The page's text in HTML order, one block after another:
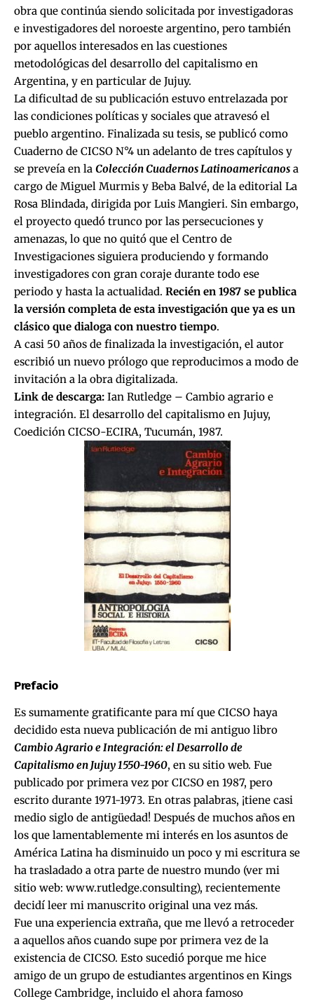
obra que continúa siendo solicitada por investigadoras
e investigadores del noroeste argentino, pero también
por aquellos interesados en las cuestiones
metodológicas del desarrollo del capitalismo en
Argentina, y en particular de Jujuy.
La dificultad de su publicación estuvo entrelazada por
las condiciones políticas y sociales que atravesó el
pueblo argentino. Finalizada su tesis, se publicó como
Cuaderno de CICSO N°4 un adelanto de tres capítulos y
se preveía en la Colección Cuadernos Latinoamericanos a
cargo de Miguel Murmis y Beba Balvé, de la editorial La
Rosa Blindada, dirigida por Luis Mangieri. Sin embargo,
el proyecto quedó trunco por las persecuciones y
amenazas, lo que no quitó que el Centro de
Investigaciones siguiera produciendo y formando
investigadores con gran coraje durante todo ese
periodo y hasta la actualidad. Recién en 1987 se publica
la versión completa de esta investigación que ya es un
clásico que dialoga con nuestro tiempo.
A casi 50 años de finalizada la investigación, el autor
escribió un nuevo prólogo que reproducimos a modo de
invitación a la obra digitalizada.
Link de descarga: Ian Rutledge – Cambio agrario e
integración. El desarrollo del capitalismo en Jujuy,
Coedición CICSO-ECIRA, Tucumán, 1987.
Prefacio
Es sumamente gratificante para mí que CICSO haya
decidido esta nueva publicación de mi antiguo libro
Cambio Agrario e Integración: el Desarrollo de
Capitalismo en Jujuy 1550-1960, en su sitio web. Fue
publicado por primera vez por CICSO en 1987, pero
escrito durante 1971-1973. En otras palabras, ¡tiene casi
medio siglo de antigüedad! Después de muchos años en
los que lamentablemente mi interés en los asuntos de
América Latina ha disminuido un poco y mi escritura se
ha trasladado a otra parte de nuestro mundo (ver mi
sitio web: www.rutledge.consulting), recientemente
decidí leer mi manuscrito original una vez más.
Fue una experiencia extraña, que me llevó a retroceder
a aquellos años cuando supe por primera vez de la
existencia de CICSO. Esto sucedió porque me hice
amigo de un grupo de estudiantes argentinos en Kings
College Cambridge, incluido el ahora famoso